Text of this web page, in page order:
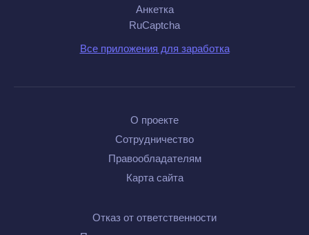
Анкетка
RuCaptcha
Все приложения для заработка
О проекте
Сотрудничество
Правообладателям
Карта сайта
Отказ от ответственности